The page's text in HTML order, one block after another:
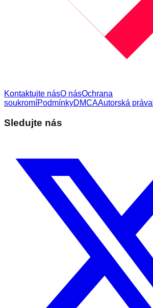
Kontaktujte násO násOchrana
soukromíPodmínkyDMCAAutorská práva
Sledujte nás